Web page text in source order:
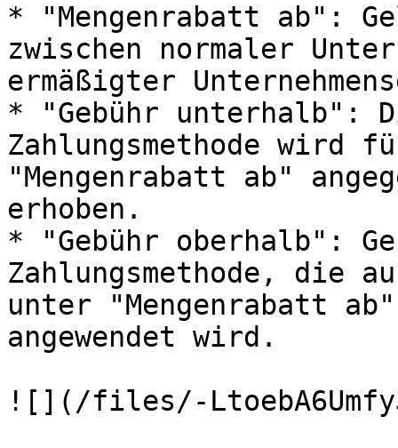
* "Mengenrabatt ab":
zwischen normaler
ermäßigter
* "Gebühr unterhalb":
Zahlungsmethode wird
"Mengenrabatt ab"
erhoben.
* "Gebühr oberhalb":
Zahlungsmethode, die
unter "Mengenrabatt ab"
angewendet wird.
![](/files/-